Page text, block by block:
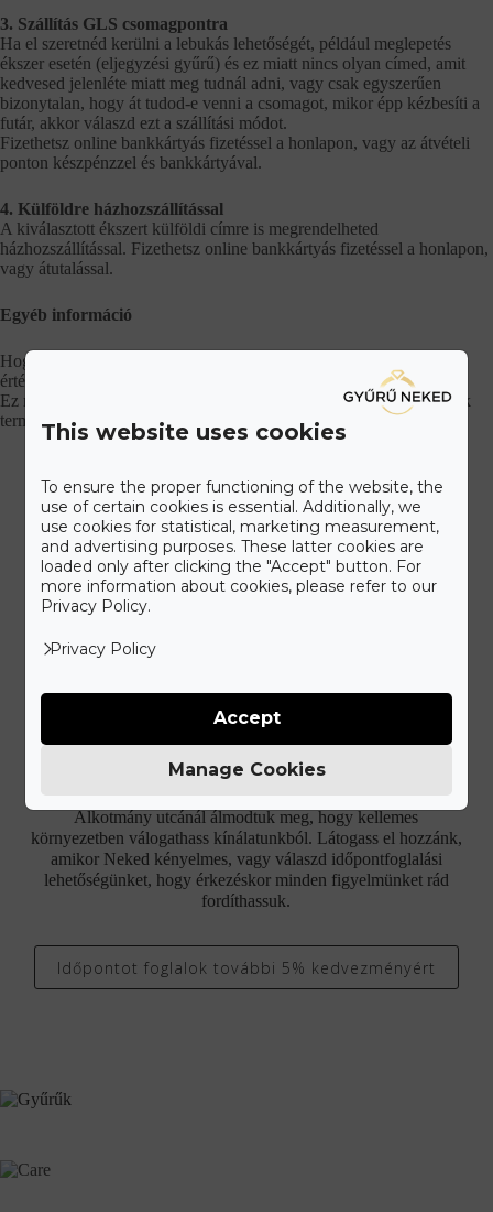
3. Szállítás GLS csomagpontra
Ha el szeretnéd kerülni a lebukás lehetőségét, például meglepetés
ékszer esetén (eljegyzési gyűrű) és ez miatt nincs olyan címed, amit
kedvesed jelenléte miatt meg tudnál adni, vagy csak egyszerűen
bizonytalan, hogy át tudod-e venni a csomagot, mikor épp kézbesíti a
futár, akkor válaszd ezt a szállítási módot.
Fizethetsz online bankkártyás fizetéssel a honlapon, vagy az átvételi
ponton készpénzzel és bankkártyával.
4. Külföldre házhozszállítással
A kiválasztott ékszert külföldi címre is megrendelheted
házhozszállítással. Fizethetsz online bankkártyás fizetéssel a honlapon,
vagy átutalással.
Egyéb információ
Hogy csomagod biztonságosan és biztosan megérkezzen,
értékbiztosított minden szállítás.
Ez mellett a diszkrécióra is ügyelünk, szolid csomagolásban küldjük
termékeinket.
Látogass el üzletünkbe!
Ismerd meg a Gyűrű Neked különleges ékszer kínálatát.
Alkotmány utcánál álmodtuk meg, hogy kellemes
környezetben válogathass kínálatunkból. Látogass el hozzánk,
amikor Neked kényelmes, vagy válaszd időpontfoglalási
lehetőségünket, hogy érkezéskor minden figyelmünket rád
fordíthassuk.
Időpontot foglalok további 5% kedvezményért
This website uses cookies
To ensure the proper functioning of the website, the
use of certain cookies is essential. Additionally, we
use cookies for statistical, marketing measurement,
and advertising purposes. These latter cookies are
loaded only after clicking the "Accept" button. For
more information about cookies, please refer to our
Privacy Policy.
Privacy Policy
Manage Cookies
Accept